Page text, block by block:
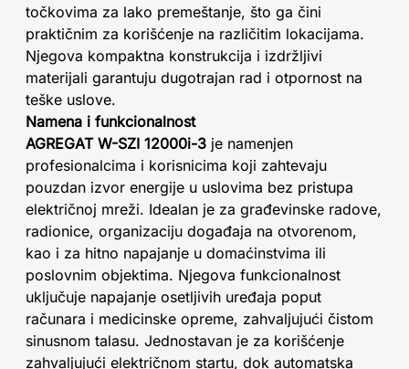
točkovima za lako premeštanje, što ga čini
praktičnim za korišćenje na različitim lokacijama.
Njegova kompaktna konstrukcija i izdržljivi
materijali garantuju dugotrajan rad i otpornost na
teške uslove.
Namena i funkcionalnost
AGREGAT W-SZI 12000i-3 je namenjen
profesionalcima i korisnicima koji zahtevaju
pouzdan izvor energije u uslovima bez pristupa
električnoj mreži. Idealan je za građevinske radove,
radionice, organizaciju događaja na otvorenom,
kao i za hitno napajanje u domaćinstvima ili
poslovnim objektima. Njegova funkcionalnost
uključuje napajanje osetljivih uređaja poput
računara i medicinske opreme, zahvaljujući čistom
sinusnom talasu. Jednostavan je za korišćenje
zahvaljujući električnom startu, dok automatska